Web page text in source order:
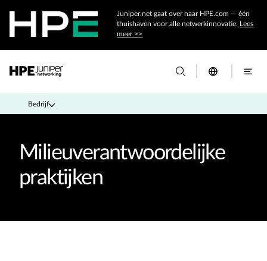
Juniper.net gaat over naar HPE.com — één
thuishaven voor alle netwerkinnovatie. Lees
meer >>
Bedrijf
Milieuverantwoordelijke
praktijken